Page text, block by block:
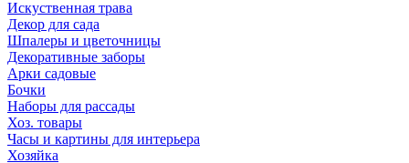
Искуственная трава
Декор для сада
Шпалеры и цветочницы
Декоративные заборы
Арки садовые
Бочки
Наборы для рассады
Хоз. товары
Часы и картины для интерьера
Хозяйка